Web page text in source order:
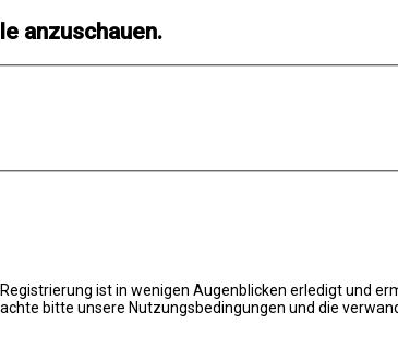
anzuschauen.
ist in wenigen Augenblicken erledigt und
bitte unsere Nutzungsbedingungen und die